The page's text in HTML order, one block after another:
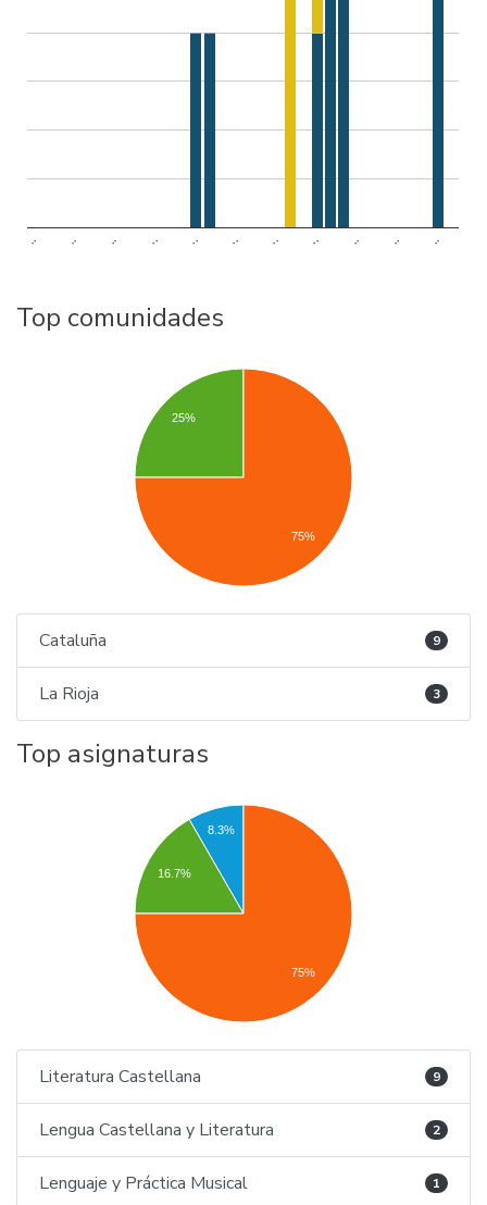
.. .. .. .. .. .. .. .. .. .. ..
Top comunidades
25%
75%
Cataluña 9
La Rioja 3
Top asignaturas
8.3%
16.7%
75%
Literatura Castellana 9
Lengua Castellana y Literatura 2
Lenguaje y Práctica Musical 1